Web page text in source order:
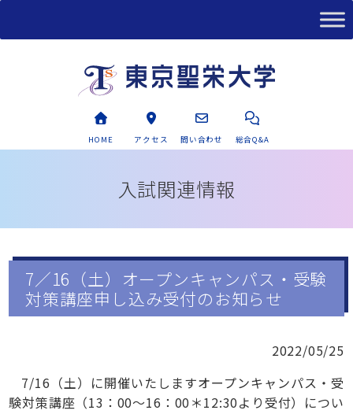
HOME アクセス 問い合わせ 総合Q&A
入試関連情報
7／16（土）オープンキャンパス・受験
対策講座申し込み受付のお知らせ
2022/05/25
7/16（土）に開催いたしますオープンキャンパス・受
験対策講座（13：00～16：00＊12:30より受付）につい